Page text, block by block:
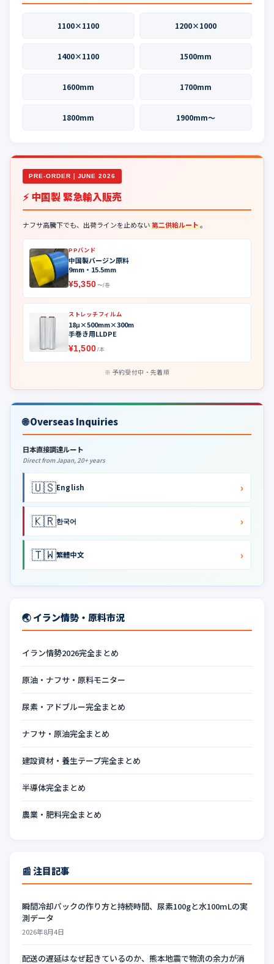
1100×1100 1200×1000
1400×1100 1500mm
1600mm 1700mm
1800mm 1900mm〜
PRE-ORDER｜JUNE 2026
⚡ 中国製 緊急輸入販売
ナフサ高騰下でも、出荷ラインを止めない第二供給ルート。
PPバンド
中国製バージン原料
9mm・15.5mm
¥5,350 〜/巻
ストレッチフィルム
18μ×500mm×300m
手巻き用LLDPE
¥1,500 /本
予約受付中・先着順
🌐 Overseas Inquiries
日本直接調達ルート
Direct from Japan, 20+ years
🇺🇸English ›
🇰🇷한국어 ›
🇹🇼繁體中文 ›
🌏 イラン情勢・原料市況
イラン情勢2026完全まとめ
原油・ナフサ・原料モニター
尿素・アドブルー完全まとめ
ナフサ・原油完全まとめ
建設資材・養生テープ完全まとめ
半導体完全まとめ
農業・肥料完全まとめ
📰 注目記事
瞬間冷却パックの作り方と持続時間、尿素100gと水100mLの実
測データ
2026年8月4日
配送の遅延はなぜ起きているのか、熊本地震で物流の余力が消